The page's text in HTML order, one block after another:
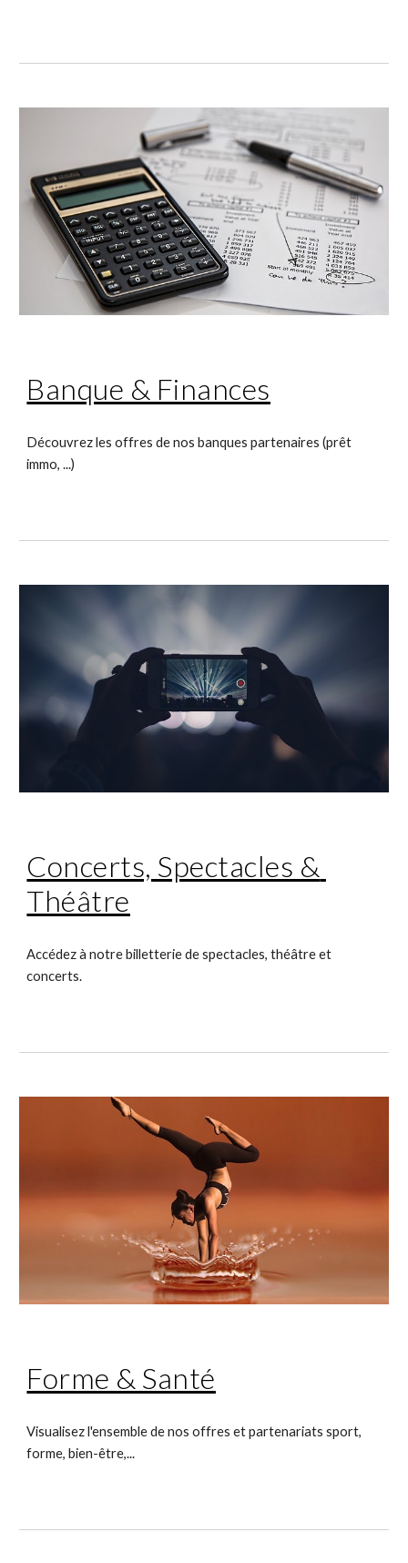
Banque & Finances
Découvrez les offres de nos banques partenaires (prêt
immo, ...)
Concerts, Spectacles &
Théâtre
Accédez à notre billetterie de spectacles, théâtre et
concerts.
Forme & Santé
Visualisez l'ensemble de nos offres et partenariats sport,
forme, bien-être,...